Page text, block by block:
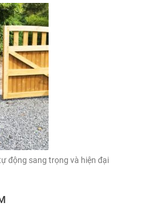
động sang trọng và hiện đại